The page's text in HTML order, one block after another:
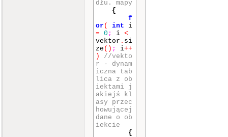
)
mvpri
ntw
2,
1
""
;
}
if
( ktory
==
)
{
mvpri
ntw( 0,
0, ""
;
mvpri
ntw( 0,
1, ""
;
mvpri
dłu. mapy
{
f
or ( int i
= 0 ; i <
vektor . si
ze () ; i++
)
//vekto
r - dynam
iczna tab
lica z ob
iektami j
akiejś kl
asy przec
howującej
dane o ob
iekcie
{